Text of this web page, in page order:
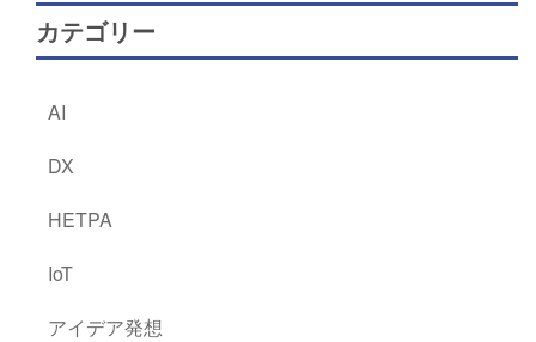
カテゴリー
AI
DX
HETPA
IoT
アイデア発想